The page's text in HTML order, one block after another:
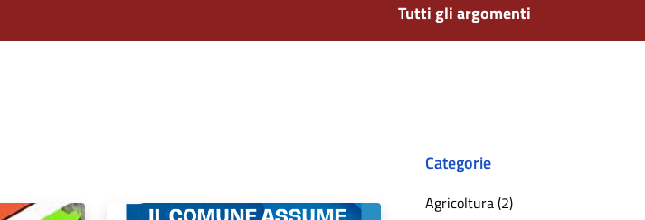
Tutti gli argomenti
Categorie
Agricoltura (2)